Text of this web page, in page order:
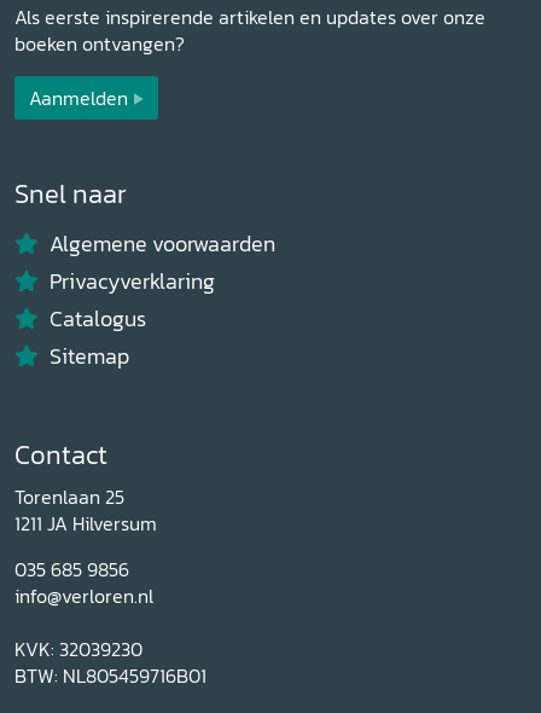
Als eerste inspirerende artikelen en updates over onze
boeken ontvangen?
Aanmelden
Snel naar
Algemene voorwaarden
Privacyverklaring
Catalogus
Sitemap
Contact
Torenlaan 25
1211 JA Hilversum
035 685 9856
info@verloren.nl
KVK: 32039230
BTW: NL805459716B01